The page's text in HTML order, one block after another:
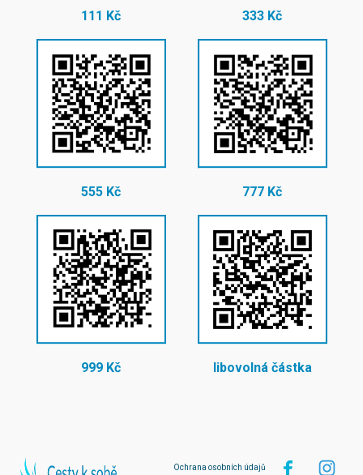
111 Kč 333 Kč
555 Kč 777 Kč
999 Kč libovolná částka
Ochrana osobních údajů